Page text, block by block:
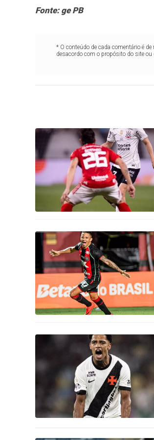
Fonte: ge PB
* O conteúdo de cada comentário é
desacordo com o propósito do site